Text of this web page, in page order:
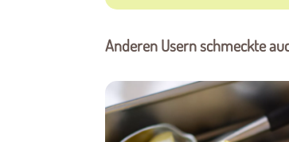
Anderen Usern schmeckte